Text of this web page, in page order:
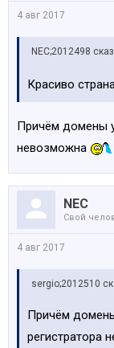
4 авг 2017
NEC;2012498
Красиво
Причём домены
невозможна
NEC
Свой
4 авг 2017
sergio;2012510
Причём
регистратора